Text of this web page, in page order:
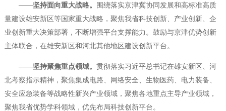
——坚持面向重大战略。
围绕落实京津冀协同发展和高标准高质
量建设雄安新区等国家重大战略，聚焦我省科技创新、产业创新、企
业创新重大决策部署，不断增强平台支撑能力。鼓励与京津优势创新
主体联合，在雄安新区和河北其他地区建设创新平台。
——坚持聚焦重点领域。 贯彻落实习近平总书记在雄安新区、河
北考察指示精神，聚焦集成电路、网络安全、生物医药、电力装备、
安全应急装备等战略性新兴产业领域，聚焦各地重点主导产业领域，
聚焦我省优势学科领域，优先布局科技创新平台。